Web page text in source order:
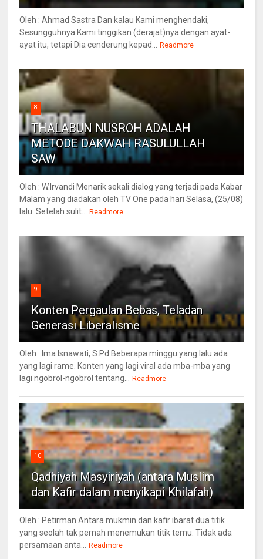
Oleh : Ahmad Sastra Dan kalau Kami menghendaki,
Sesungguhnya Kami tinggikan (derajat)nya dengan ayat-
ayat itu, tetapi Dia cenderung kepad... Readmore
8
THALABUN NUSROH ADALAH
METODE DAKWAH RASULULLAH
SAW
Oleh : W.Irvandi Menarik sekali dialog yang terjadi pada Kabar
Malam yang diadakan oleh TV One pada hari Selasa, (25/08)
lalu. Setelah sulit... Readmore
9
Konten Pergaulan Bebas, Teladan
Generasi Liberalisme
Oleh : Ima Isnawati, S.Pd Beberapa minggu yang lalu ada
yang lagi rame. Konten yang lagi viral ada mba-mba yang
lagi ngobrol-ngobrol tentang... Readmore
10
Qadhiyah Masyiriyah (antara Muslim
dan Kafir dalam menyikapi Khilafah)
Oleh : Petirman Antara mukmin dan kafir ibarat dua titik
yang seolah tak pernah menemukan titik temu. Tidak ada
persamaan anta... Readmore